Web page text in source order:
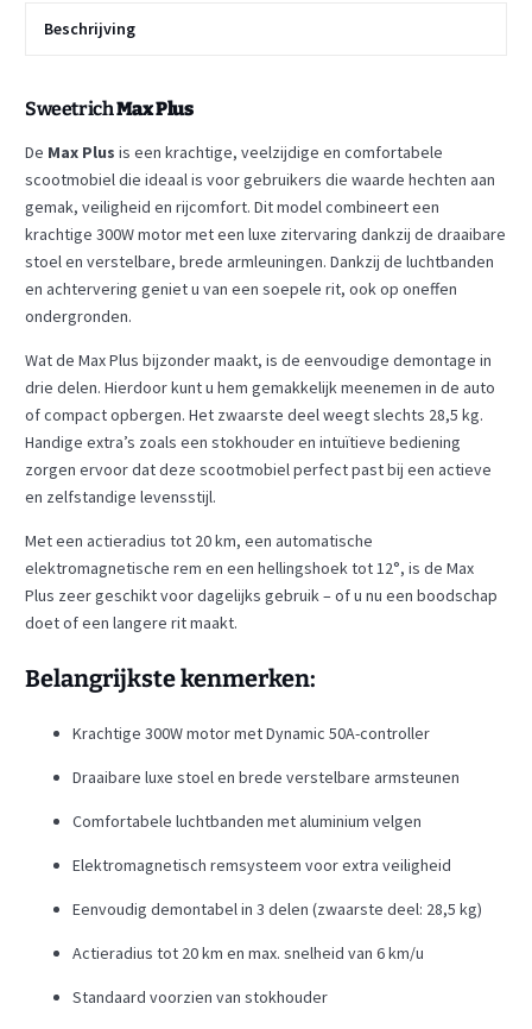
Beschrijving
SweetrichMax Plus
De Max Plus is een krachtige, veelzijdige en comfortabele
scootmobiel die ideaal is voor gebruikers die waarde hechten aan
gemak, veiligheid en rijcomfort. Dit model combineert een
krachtige 300W motor met een luxe zitervaring dankzij de draaibare
stoel en verstelbare, brede armleuningen. Dankzij de luchtbanden
en achtervering geniet u van een soepele rit, ook op oneffen
ondergronden.
Wat de Max Plus bijzonder maakt, is de eenvoudige demontage in
drie delen. Hierdoor kunt u hem gemakkelijk meenemen in de auto
of compact opbergen. Het zwaarste deel weegt slechts 28,5 kg.
Handige extra’s zoals een stokhouder en intuïtieve bediening
zorgen ervoor dat deze scootmobiel perfect past bij een actieve
en zelfstandige levensstijl.
Met een actieradius tot 20 km, een automatische
elektromagnetische rem en een hellingshoek tot 12°, is de Max
Plus zeer geschikt voor dagelijks gebruik – of u nu een boodschap
doet of een langere rit maakt.
Belangrijkste kenmerken:
Krachtige 300W motor met Dynamic 50A-controller
Draaibare luxe stoel en brede verstelbare armsteunen
Comfortabele luchtbanden met aluminium velgen
Elektromagnetisch remsysteem voor extra veiligheid
Eenvoudig demontabel in 3 delen (zwaarste deel: 28,5 kg)
Actieradius tot 20 km en max. snelheid van 6 km/u
Standaard voorzien van stokhouder